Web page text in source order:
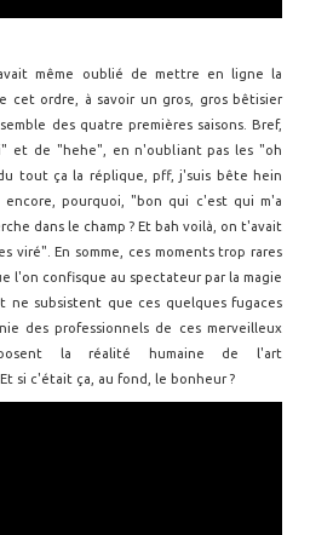
même oublié de mettre en ligne la
cet ordre, à savoir un gros, gros bêtisier
des quatre premières saisons. Bref,
et de "hehe", en n'oubliant pas les "oh
tout ça la réplique, pff, j'suis bête hein
encore, pourquoi, "bon qui c'est qui m'a
dans le champ ? Et bah voilà, on t'avait
viré". En somme, ces moments trop rares
l'on confisque au spectateur par la magie
ne subsistent que ces quelques fugaces
des professionnels de ces merveilleux
la réalité humaine de l'art
si c'était ça, au fond, le bonheur ?